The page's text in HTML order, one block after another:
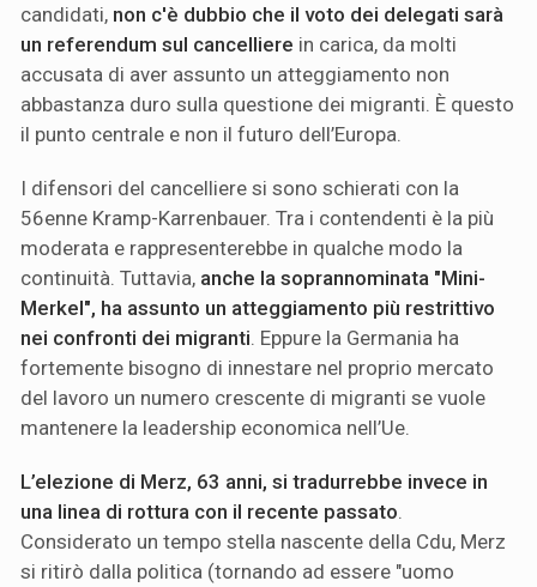
candidati, non c'è dubbio che il voto dei delegati sarà
un referendum sul cancelliere in carica, da molti
accusata di aver assunto un atteggiamento non
abbastanza duro sulla questione dei migranti. È questo
il punto centrale e non il futuro dell’Europa.
I difensori del cancelliere si sono schierati con la
56enne Kramp-Karrenbauer. Tra i contendenti è la più
moderata e rappresenterebbe in qualche modo la
continuità. Tuttavia, anche la soprannominata "Mini-
Merkel", ha assunto un atteggiamento più restrittivo
nei confronti dei migranti . Eppure la Germania ha
fortemente bisogno di innestare nel proprio mercato
del lavoro un numero crescente di migranti se vuole
mantenere la leadership economica nell’Ue.
L’elezione di Merz, 63 anni, si tradurrebbe invece in
una linea di rottura con il recente passato
Considerato un tempo stella nascente della Cdu, Merz
si ritirò dalla politica (tornando ad essere "uomo